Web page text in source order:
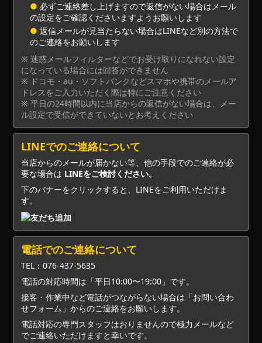
● 必ずご連絡差し上げますので返信がない場合はメール
の設定をご確認くださいますようお願いします
● 返信メールが見当たらない場合はLINEなど別の方法で
のご連絡をお願いします
※ 迷惑メールフィルターなどでお受け取りになれない設定
になっている場合には回答ができません
※ ドコモ・au・ソフトバンクなどスマホや携帯のメールア
ドレスをご入力いただく際は特にご注意ください
※ 平日の24時間以内に当店からの返信がない場合は、メー
ル設定で受信ができていないとお考えください
LINEでのご連絡について
当店からのメールが届かない等、他の手段でのご連絡が必
要な場合は LINEをご検討ください。
下のバナーをクリックすると、LINEをご利用いただけま
す。
電話でのご連絡について
TEL：076-437-5635
電話の対応時間は「平日10:00〜19:00」です。
接客・作業中など電話がつながらない場合は「お問い合わ
せフォーム」からのご連絡をお願いします。
電話対応の専門スタッフはおりませんので極力メールなど
でご連絡いただけますと幸いです。